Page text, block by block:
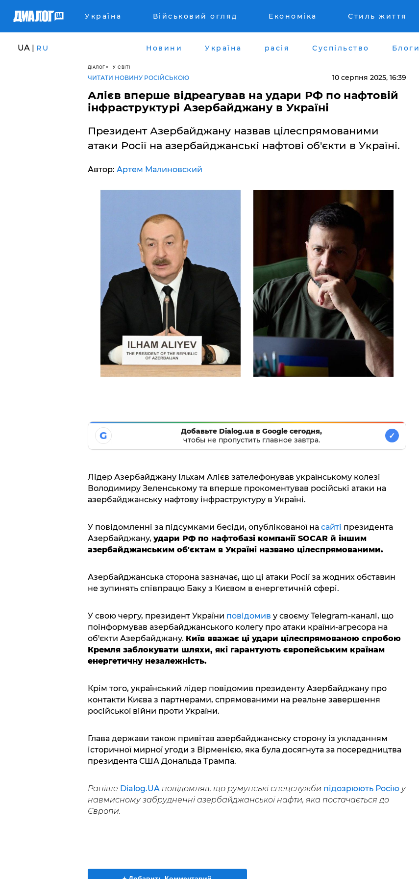
Україна Військовий огляд Економіка Стиль життя
UA | RU Новини Україна расія Суспільство Блоги
ДІАЛОГ У СВІТІ
ЧИТАТИ НОВИНУ РОСІЙСЬКОЮ 10 серпня 2025, 16:39
Алієв вперше відреагував на удари РФ по нафтовій
інфраструктурі Азербайджану в Україні
Президент Азербайджану назвав цілеспрямованими
атаки Росії на азербайджанські нафтові об'єкти в Україні.
Автор: Артем Малиновский
G
Добавьте Dialog.ua в Google сегодня,
чтобы не пропустить главное завтра.
✓
Лідер Азербайджану Ільхам Алієв зателефонував українському колезі
Володимиру Зеленському та вперше прокоментував російські атаки на
азербайджанську нафтову інфраструктуру в Україні.
У повідомленні за підсумками бесіди, опублікованої на сайті президента
Азербайджану, удари РФ по нафтобазі компанії SOCAR й іншим
азербайджанським об'єктам в Україні названо цілеспрямованими.
Азербайджанська сторона зазначає, що ці атаки Росії за жодних обставин
не зупинять співпрацю Баку з Києвом в енергетичній сфері.
У свою чергу, президент України повідомив у своєму Telegram-каналі, що
поінформував азербайджанського колегу про атаки країни-агресора на
об'єкти Азербайджану. Київ вважає ці удари цілеспрямованою спробою
Кремля заблокувати шляхи, які гарантують європейським країнам
енергетичну незалежність.
Крім того, український лідер повідомив президенту Азербайджану про
контакти Києва з партнерами, спрямованими на реальне завершення
російської війни проти України.
Глава держави також привітав азербайджанську сторону із укладанням
історичної мирної угоди з Вірменією, яка була досягнута за посередництва
президента США Дональда Трампа.
Раніше Dialog.UAповідомляв, що румунські спецслужби підозрюють Росіюу
навмисному забрудненні азербайджанської нафти, яка постачається до
Європи.